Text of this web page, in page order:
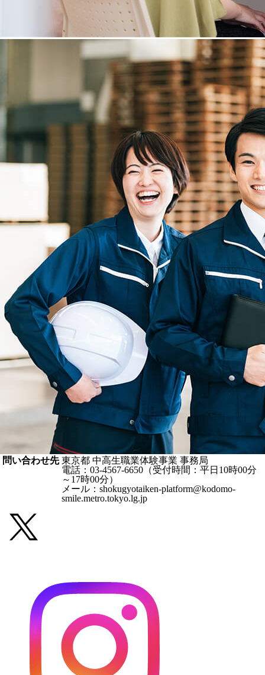
問い合わせ先 東京都 中高生職業体験事業 事務局
電話：03-4567-6650（受付時間：平日10時00分
～17時00分）
メール：shokugyotaiken-platform@kodomo-
smile.metro.tokyo.lg.jp